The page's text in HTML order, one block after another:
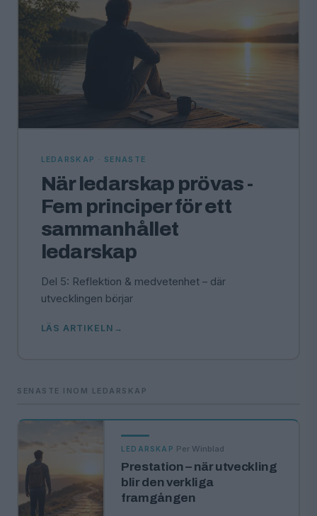
LEDARSKAP · SENASTE
När ledarskap prövas -
Fem principer för ett
sammanhållet
ledarskap
Del 5: Reflektion & medvetenhet – där
utvecklingen börjar
LÄS ARTIKELN
SENASTE INOM LEDARSKAP
LEDARSKAP Per Winblad
Prestation – när utveckling
blir den verkliga
framgången